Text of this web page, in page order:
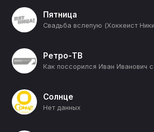
Пятница
Ретро-ТВ
Солнце
Нет данных